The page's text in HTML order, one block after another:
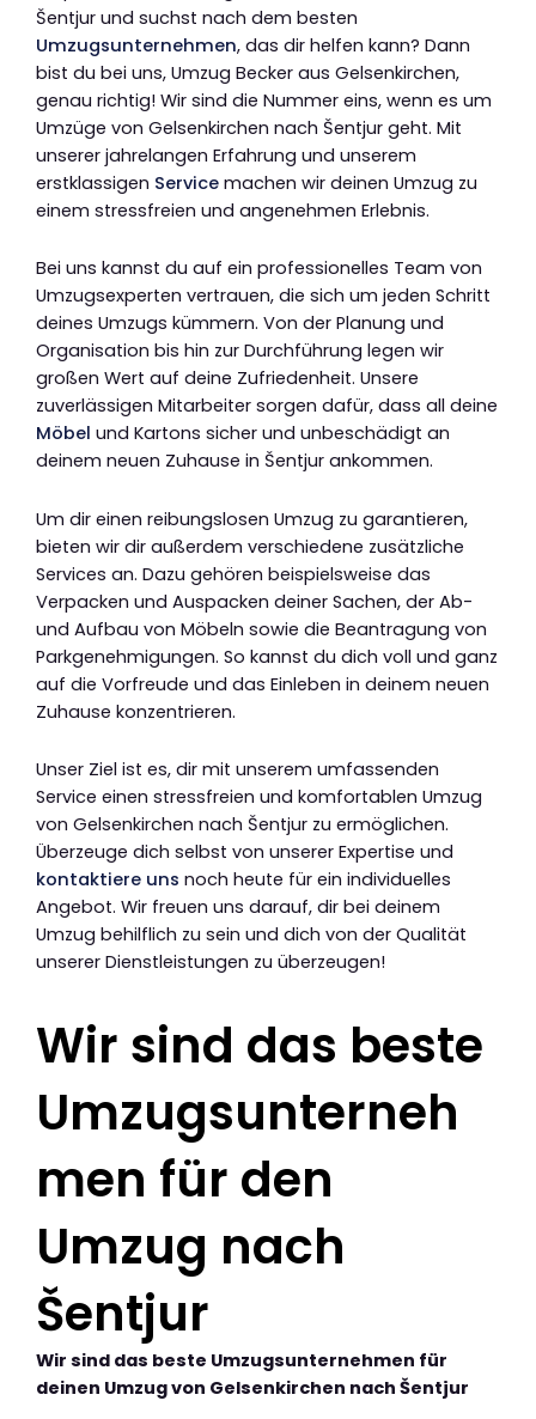
Šentjur und suchst nach dem besten
Umzugsunternehmen, das dir helfen kann? Dann
bist du bei uns, Umzug Becker aus Gelsenkirchen,
genau richtig! Wir sind die Nummer eins, wenn es um
Umzüge von Gelsenkirchen nach Šentjur geht. Mit
unserer jahrelangen Erfahrung und unserem
erstklassigen Service machen wir deinen Umzug zu
einem stressfreien und angenehmen Erlebnis.
Bei uns kannst du auf ein professionelles Team von
Umzugsexperten vertrauen, die sich um jeden Schritt
deines Umzugs kümmern. Von der Planung und
Organisation bis hin zur Durchführung legen wir
großen Wert auf deine Zufriedenheit. Unsere
zuverlässigen Mitarbeiter sorgen dafür, dass all deine
Möbel und Kartons sicher und unbeschädigt an
deinem neuen Zuhause in Šentjur ankommen.
Um dir einen reibungslosen Umzug zu garantieren,
bieten wir dir außerdem verschiedene zusätzliche
Services an. Dazu gehören beispielsweise das
Verpacken und Auspacken deiner Sachen, der Ab-
und Aufbau von Möbeln sowie die Beantragung von
Parkgenehmigungen. So kannst du dich voll und ganz
auf die Vorfreude und das Einleben in deinem neuen
Zuhause konzentrieren.
Unser Ziel ist es, dir mit unserem umfassenden
Service einen stressfreien und komfortablen Umzug
von Gelsenkirchen nach Šentjur zu ermöglichen.
Überzeuge dich selbst von unserer Expertise und
kontaktiere uns noch heute für ein individuelles
Angebot. Wir freuen uns darauf, dir bei deinem
Umzug behilflich zu sein und dich von der Qualität
unserer Dienstleistungen zu überzeugen!
Wir sind das beste
Umzugsunterneh
men für den
Umzug nach
Šentjur
Wir sind das beste Umzugsunternehmen für
deinen Umzug von Gelsenkirchen nach Šentjur